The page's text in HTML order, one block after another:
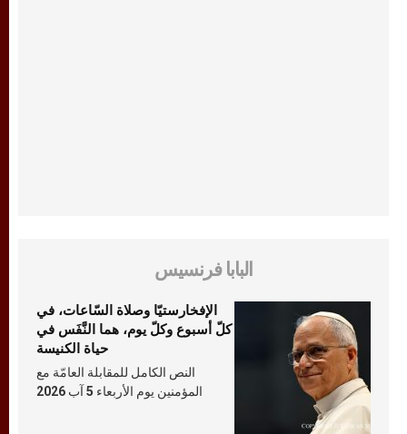
البابا فرنسيس
الإفخارستيّا وصلاة السّاعات، في
كلّ أسبوع وكلّ يوم، هما النَّفَس في
حياة الكنيسة
النص الكامل للمقابلة العامّة مع
المؤمنين يوم الأربعاء 5 آب 2026